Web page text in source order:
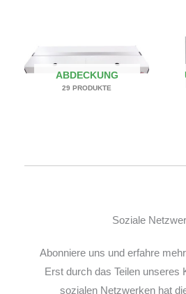
ABDECKUNG
29 PRODUKTE
Soziale
Abonniere uns und erfahre
Erst durch das Teilen unseres
sozialen Netzwerken hat